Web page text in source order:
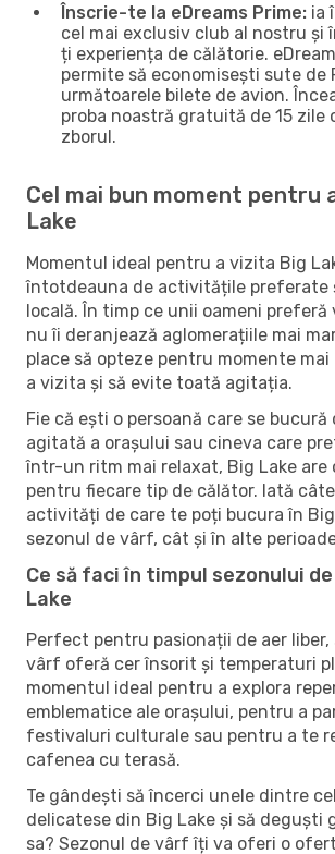
Înscrie-te la eDreams Prime: ia
cel mai exclusiv club al nostru și
ți experiența de călătorie.
permite să economisești sute de
următoarele bilete de avion.
proba noastră gratuită de 15 zile
zborul.
Cel mai bun moment pentru
Lake
Momentul ideal pentru a vizita Big
întotdeauna de activitățile preferate
locală. În timp ce unii oameni preferă
nu îi deranjează aglomerațiile mai
place să opteze pentru momente
a vizita și să evite toată agitația.
Fie că ești o persoană care se
agitată a orașului sau cineva care
într-un ritm mai relaxat, Big Lake are
pentru fiecare tip de călător. Iată
activități de care te poți bucura în Big
sezonul de vârf, cât și în alte
Ce să faci în timpul sezonului
Lake
Perfect pentru pasionații de aer liber,
vârf oferă cer însorit și temperaturi
momentul ideal pentru a explora
emblematice ale orașului, pentru a
festivaluri culturale sau pentru a te
cafenea cu terasă.
Te gândești să încerci unele dintre
delicatese din Big Lake și să deguști
sa? Sezonul de vârf îți va oferi o